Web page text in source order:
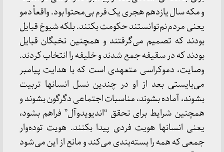
و مکه سال یازدهم هجری یک فرم بی‌محتوا بود. واقعاً دمو
یعنی مردم نم‌توانستند حکومت بکنند. بلکه شیوخ قبایل
بودند که تصمیم می‌گرفتند و همچنین نخبگان قبایل
بودند که در سقیفه جمع شدند و خلیفه را انتخاب کردند.
وصایت، دموکراسی متعهدی است که با هدایت پیامبر
می‌بایستی بعد از او در چندین نسل انسانها تربیت
بشوند، آماده بشوند، مناسبات اجتماعی دگرگون بشوند و
همچنین شرایط برای تحقق “اندیویدوآل” فراهم بشود،
یعنی انسانها هویت فردی پیدا بکنند. هویت توده‌وار
جمعی که همه را بسته‌بندی می‌کند و مانع از این می‌شود